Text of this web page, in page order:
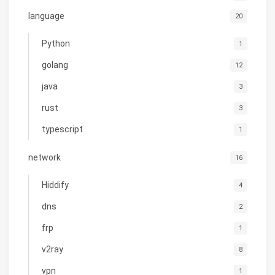
language 20
Python 1
golang 12
java 3
rust 3
typescript 1
network 16
Hiddify 4
dns 2
frp 1
v2ray 8
vpn 1